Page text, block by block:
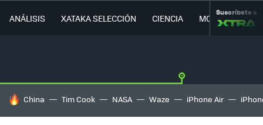
ANÁLISIS XATAKA SELECCIÓN CIENCIA MOVILIDAD
Suscríbete a
HOY SE HABLA DE
China Tim Cook NASA Waze iPhone Air